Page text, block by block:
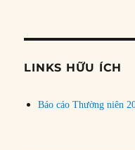
đề
LINKS HỮU ÍCH
Báo cáo Thường niên